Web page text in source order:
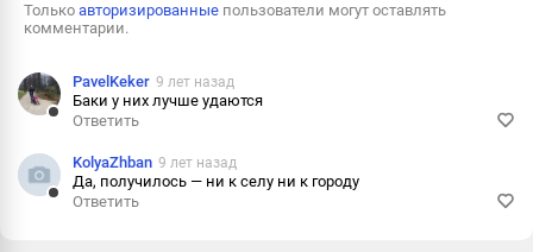
Только авторизированные пользователи могут оставлять
комментарии.
PavelKeker 9 лет назад
Баки у них лучше удаются
Ответить
KolyaZhban 9 лет назад
Да, получилось — ни к селу ни к городу
Ответить
Ответить
Ответить